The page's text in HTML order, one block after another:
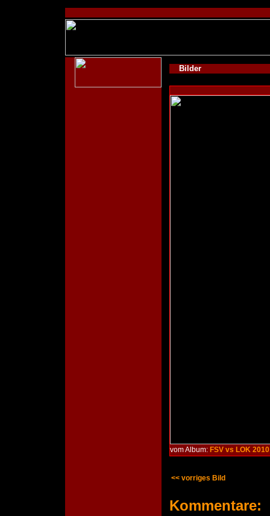
Bilder
vom Album: FSV vs LOK 2010
<< vorriges Bild
Kommentare: